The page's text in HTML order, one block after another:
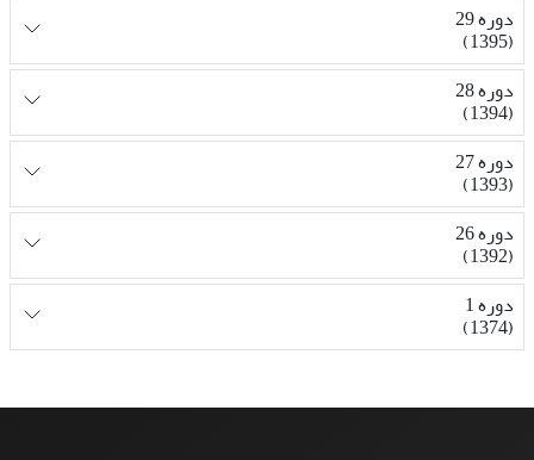
دوره 29
(1395)
دوره 28
(1394)
دوره 27
(1393)
دوره 26
(1392)
دوره 1
(1374)